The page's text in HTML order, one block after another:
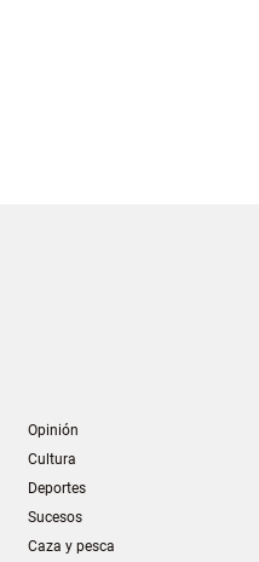
Opinión
Cultura
Deportes
Sucesos
Caza y pesca